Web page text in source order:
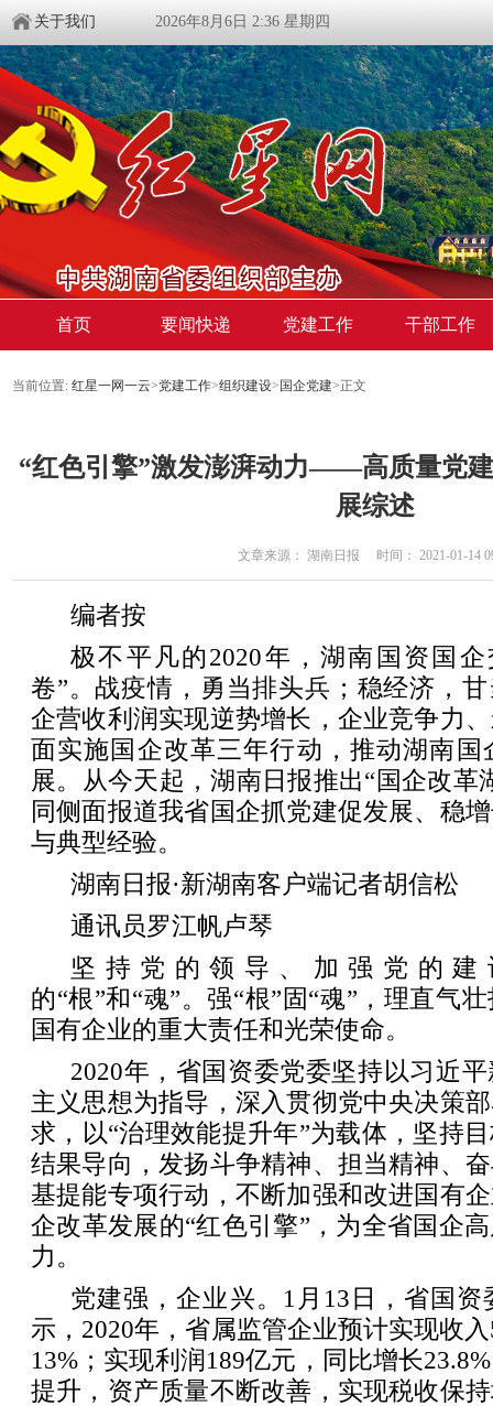
关于我们 2026年8月6日 2:36 星期四
首页 要闻快递 党建工作 干部工作
当前位置: 红星一网一云>党建工作>组织建设> 国企党建>正文
“红色引擎”激发澎湃动力——高质量党
展综述
文章来源： 湖南日报 时间： 2021-01-14
编者按
极不平凡的2020年，湖南国资国
卷”。战疫情，勇当排头兵；稳经济，
企营收利润实现逆势增长，企业竞争力
面实施国企改革三年行动，推动湖南国
展。从今天起，湖南日报推出“国企改革
同侧面报道我省国企抓党建促发展、稳
与典型经验。
湖南日报·新湖南客户端记者胡信松
通讯员罗江帆卢琴
坚持党的领导、加强党的建
的“根”和“魂”。强“根”固“魂”，理直气
国有企业的重大责任和光荣使命。
2020年，省国资委党委坚持以习近
主义思想为指导，深入贯彻党中央决策
求，以“治理效能提升年”为载体，坚持
结果导向，发扬斗争精神、担当精神、
基提能专项行动，不断加强和改进国有
企改革发展的“红色引擎”，为全省国企
力。
党建强，企业兴。1月13日，省国
示，2020年，省属监管企业预计实现收
13%；实现利润189亿元，同比增长
提升，资产质量不断改善，实现税收保